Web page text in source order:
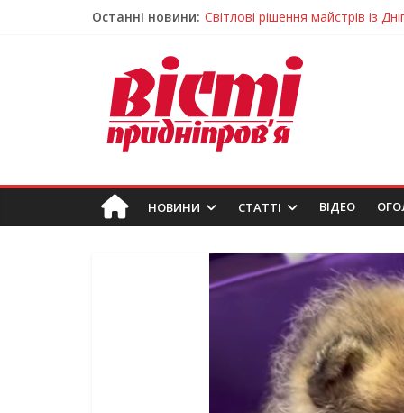
Останні новини: На Дніпропетровщині
Приховав майно та доходи: на
На Дніпропетровщині
Світлові рішення майстрів із
НОВИНИ СТАТТІ ВIДЕО